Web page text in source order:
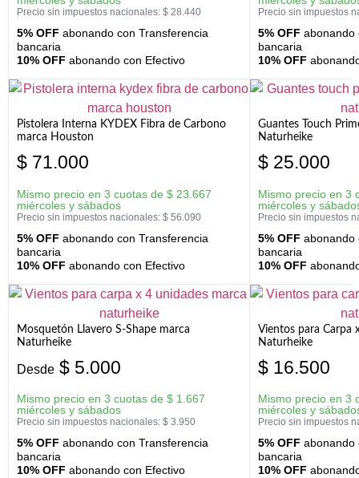
Precio sin impuestos nacionales: $ 28.440
5% OFF abonando con Transferencia
bancaria
10% OFF abonando con Efectivo
Precio sin impuestos
5% OFF abonando
bancaria
10% OFF
Pistolera Interna KYDEX Fibra de Carbono
marca Houston
$ 71.000
Mismo precio en 3 cuotas de $ 23.667
miércoles y sábados
Precio sin impuestos nacionales: $ 56.090
5% OFF abonando con Transferencia
bancaria
10% OFF abonando con Efectivo
Guantes Touch
Naturheike
$ 25.000
Mismo precio en 3
miércoles y
Precio sin impuestos
5% OFF abonando
bancaria
10% OFF
Mosquetón Llavero S-Shape marca
Naturheike
Desde $ 5.000
Mismo precio en 3 cuotas de $ 1.667
miércoles y sábados
Precio sin impuestos nacionales: $ 3.950
5% OFF abonando con Transferencia
bancaria
10% OFF abonando con Efectivo
Vientos para Carpa
Naturheike
$ 16.500
Mismo precio en 3
miércoles y
Precio sin impuestos
5% OFF abonando
bancaria
10% OFF